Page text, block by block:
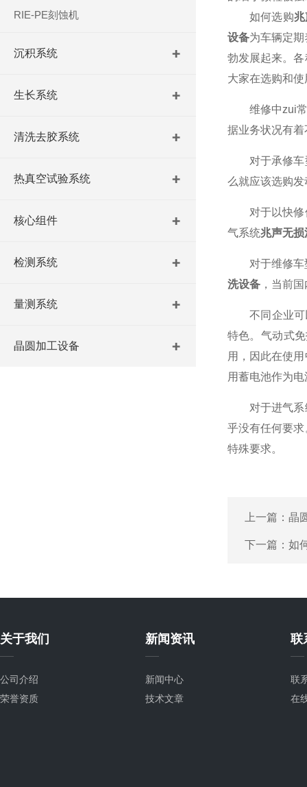
RIE-PE刻蚀机
沉积系统
生长系统
清洗去胶系统
热真空试验系统
核心组件
检测系统
量测系统
晶圆加工设备
如何选购
设备为车辆定
勃发展起来。
大家在选购和
维修中zui常
据业务状况有
对于承修车型
么就应该选购
对于以快修保
气系统兆声无损
对于维修车型
洗设备，当前国
不同企业可
特色。气动式
用，因此在使
用蓄电池作为
对于进气系
乎没有任何要
特殊要求。
上一篇： 晶
下一篇： 如
关于我们
公司介绍
荣誉资质
新闻资讯
新闻中心
技术文章
联
联
在